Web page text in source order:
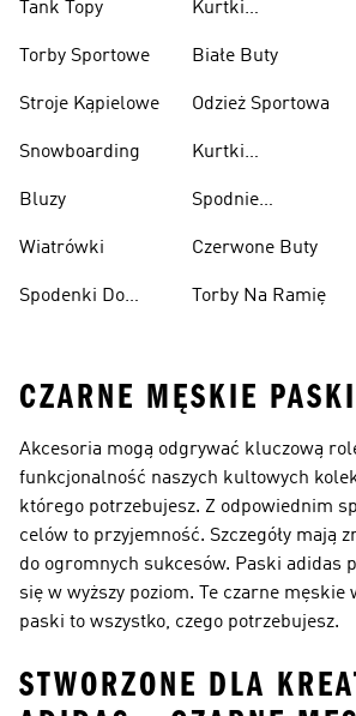
Tank Topy
Torby Sportowe
Stroje Kąpielowe
Snowboarding
Bluzy
Wiatrówki
Spodenki Do
Kurtki
Białe Buty
Odzież Sportowa
Kurtki
Spodnie
Czerwone Buty
Torby Na Ramię
CZARNE MĘSKIE PASKI
Akcesoria mogą odgrywać kluczową
funkcjonalność naszych kultowych
którego potrzebujesz. Z odpowiednim
celów to przyjemność. Szczegóły mają
do ogromnych sukcesów. Paski adidas
się w wyższy poziom. Te czarne męskie
paski to wszystko, czego potrzebujesz.
STWORZONE DLA